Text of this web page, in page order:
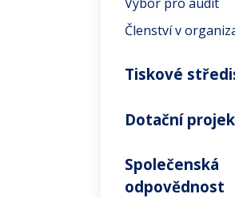
Členství v
Tiskové
Dotační
Společenská
odpovědnost